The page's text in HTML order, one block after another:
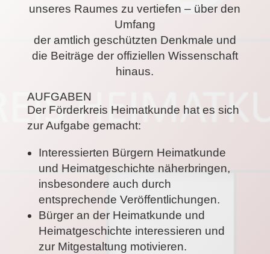
unseres Raumes zu vertiefen – über den
Umfang
der amtlich geschützten Denkmale und
die Beiträge der offiziellen Wissenschaft
hinaus.
AUFGABEN
Der Förderkreis Heimatkunde hat es sich
zur Aufgabe gemacht:
Interessierten Bürgern Heimatkunde
und Heimatgeschichte näherbringen,
insbesondere auch durch
entsprechende Veröffentlichungen.
Bürger an der Heimatkunde und
Heimatgeschichte interessieren und
zur Mitgestaltung motivieren.